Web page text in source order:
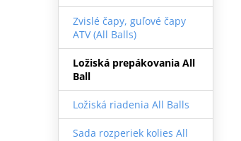
Zvislé čapy, guľové čapy
ATV (All Balls)
Ložiská prepákovania All
Ball
Ložiská riadenia All Balls
Sada rozperiek kolies All